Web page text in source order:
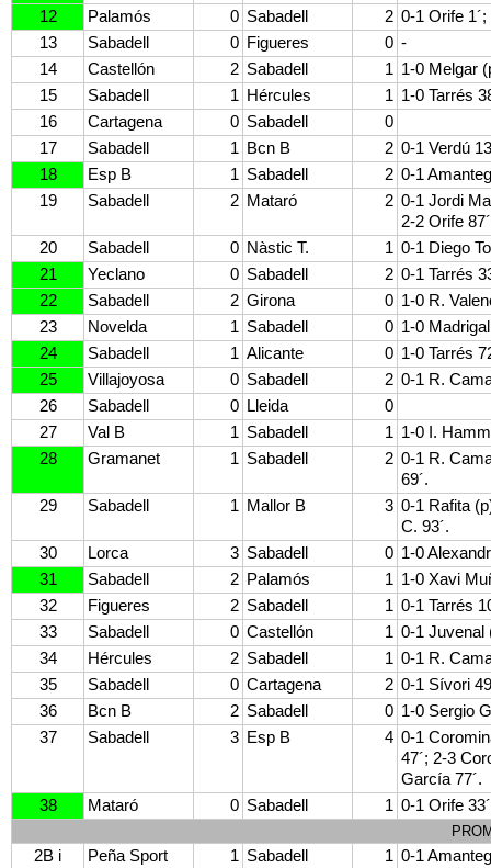
12
Palamós 0 Sabadell 2 0-1 Orife
13
Sabadell 0 Figueres 0 -
14
Castellón 2 Sabadell 1 1-0 Melgar
15
Sabadell 1 Hércules 1 1-0 Tarrés
16
Cartagena 0 Sabadell
0
17
Sabadell 1 Bcn B 2 0-1 Verdú
18
Esp B 1 Sabadell 2 0-1
19
Sabadell 2 Mataró 2 0-1 Jordi
2-2 Orife
20
Sabadell 0 Nàstic T. 1 0-1 Diego
21
Yeclano 0 Sabadell 2 0-1 Tarrés
22
Sabadell 2 Girona 0 1-0 R.
23
Novelda 1 Sabadell 0 1-0 Madrigal
24
Sabadell 1 Alicante 0 1-0 Tarrés
25
Villajoyosa 0 Sabadell 2 0-1 R.
26
Sabadell 0 Lleida
0
27
Val B 1 Sabadell 1 1-0 I.
28
Gramanet 1 Sabadell 2 0-1 R.
69´.
29
Sabadell 1 Mallor B 3 0-1 Rafita
C. 93´.
30
Lorca 3 Sabadell 0 1-0
31
Sabadell 2 Palamós 1 1-0 Xavi
32
Figueres 2 Sabadell 1 0-1 Tarrés
33
Sabadell 0 Castellón 1 0-1 Juvenal
34
Hércules 2 Sabadell 1 0-1 R.
35
Sabadell 0 Cartagena 2 0-1 Sívori
36
Bcn B 2 Sabadell 0 1-0 Sergio
37
Sabadell 3 Esp B 4 0-1
47´; 2-3
García 77´.
38
Mataró 0 Sabadell 1 0-1 Orife
2B i Peña Sport 1 Sabadell 1 0-1